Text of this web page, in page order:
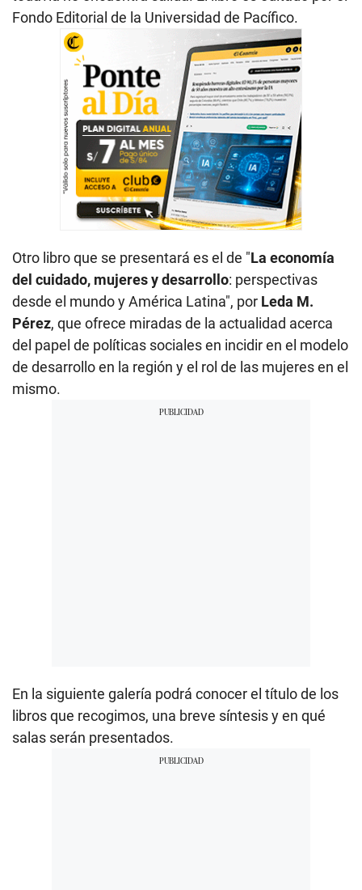
Fondo Editorial de la Universidad de Pacífico.
Otro libro que se presentará es el de "La economía
del cuidado, mujeres y desarrollo: perspectivas
desde el mundo y América Latina", por Leda M.
Pérez, que ofrece miradas de la actualidad acerca
del papel de políticas sociales en incidir en el modelo
de desarrollo en la región y el rol de las mujeres en el
mismo.
En la siguiente galería podrá conocer el título de los
libros que recogimos, una breve síntesis y en qué
salas serán presentados.